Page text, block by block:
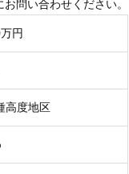
問い合わせください。
円
高度地区